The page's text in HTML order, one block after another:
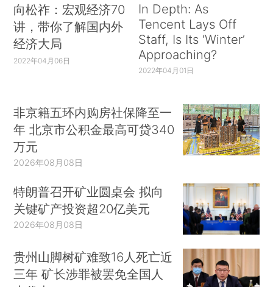
向松祚：宏观经济70
讲，带你了解国内外
经济大局
2022年04月06日
In Depth: As
Tencent Lays Off
Staff, Is Its ‘Winter’
Approaching?
2022年04月01日
非京籍五环内购房社保降至一
年 北京市公积金最高可贷340
万元
2026年08月08日
特朗普召开矿业圆桌会 拟向
关键矿产投资超20亿美元
2026年08月08日
贵州山脚树矿难致16人死亡近
三年 矿长涉罪被罢免全国人